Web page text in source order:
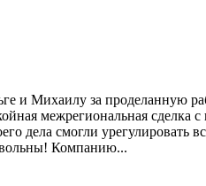
и Михаилу за проделанную
межрегиональная сделка
дела смогли урегулировать
Компанию...